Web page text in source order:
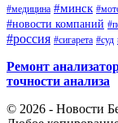
#медицина #минск
#новости компаний
#россия #сигарета #суд
Ремонт
точности анализа
© 2026 - Новости